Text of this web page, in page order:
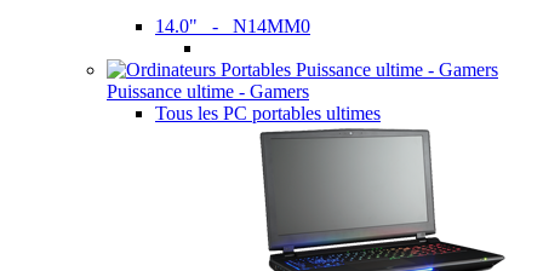
14.0" - N14MM0
Puissance ultime - Gamers
Tous les PC portables ultimes